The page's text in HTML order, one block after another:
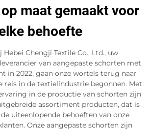
maat gemaakt voor
behoefte
Chengji Textile Co., Ltd., uw
van aangepaste schorten met
in 2022, gaan onze wortels terug naar
reis in de textielindustrie begonnen. Met
in de productie van schorten zijn
assortiment producten, dat is
uiteenlopende behoeften van onze
Onze aangepaste schorten zijn